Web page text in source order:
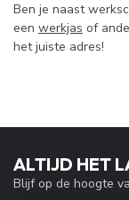
Ben je naast
een werkjas of
het juiste adres!
ALTIJD HET
Blijf op de hoogte